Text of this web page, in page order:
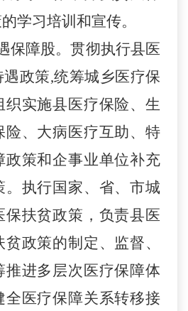
学习培训和宣传。
保障股。贯彻执行县医
政策,统筹城乡医疗保
织实施县医疗保险、生
险、大病医疗互助、特
政策和企事业单位补充
。执行国家、省、市城
保扶贫政策，负责县医
政策的制定、监督、
推进多层次医疗保障体
全医疗保障关系转移接